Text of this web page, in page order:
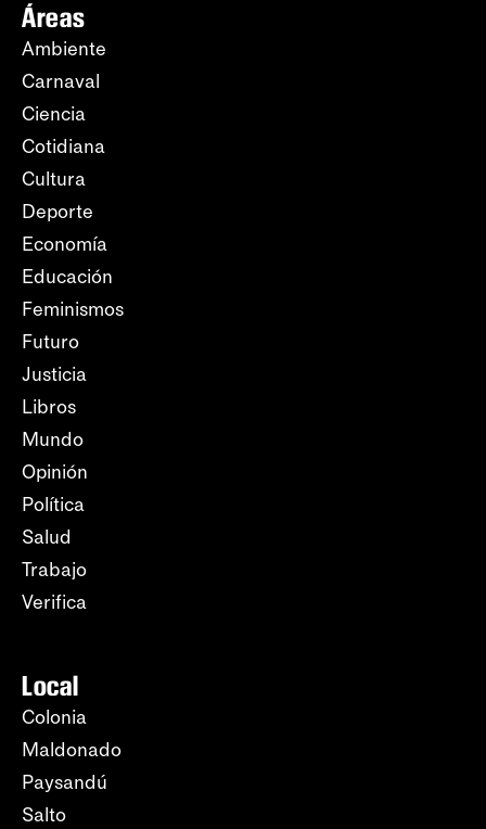
Áreas
Ambiente
Carnaval
Ciencia
Cotidiana
Cultura
Deporte
Economía
Educación
Feminismos
Futuro
Justicia
Libros
Mundo
Opinión
Política
Salud
Trabajo
Verifica
Local
Colonia
Maldonado
Paysandú
Salto